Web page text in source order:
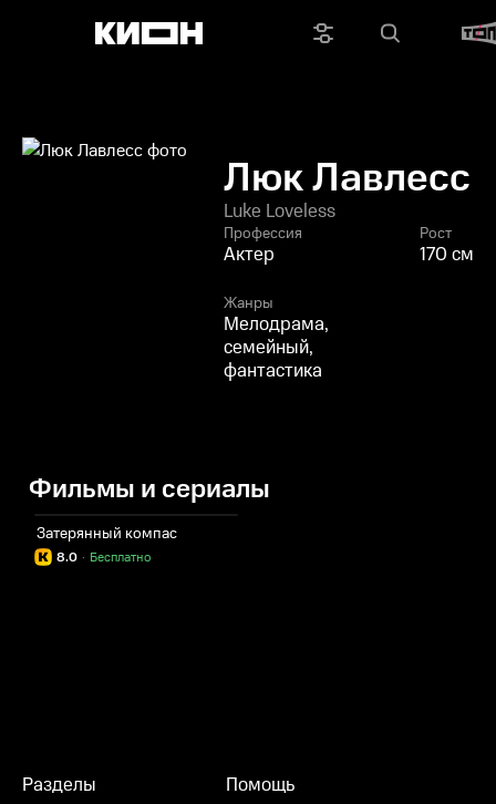
Люк Лавлесс
Luke Loveless
Профессия
Актер
Рост
170 см
Жанры
Мелодрама,
семейный,
фантастика
Фильмы и сериалы
Затерянный компас
8.0 Бесплатно
·
Разделы Помощь